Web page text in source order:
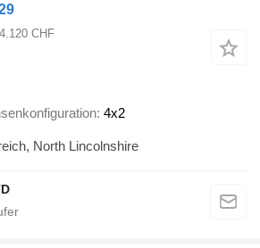
CHF
4x2
North Lincolnshire